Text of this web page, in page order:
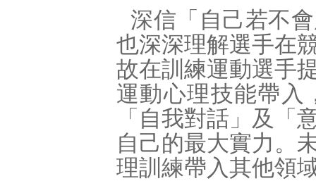
深信「自己若不
也深深理解選手在
故在訓練運動選手
運動心理技能帶入
「自我對話」及「
自己的最大實力。
理訓練帶入其他領